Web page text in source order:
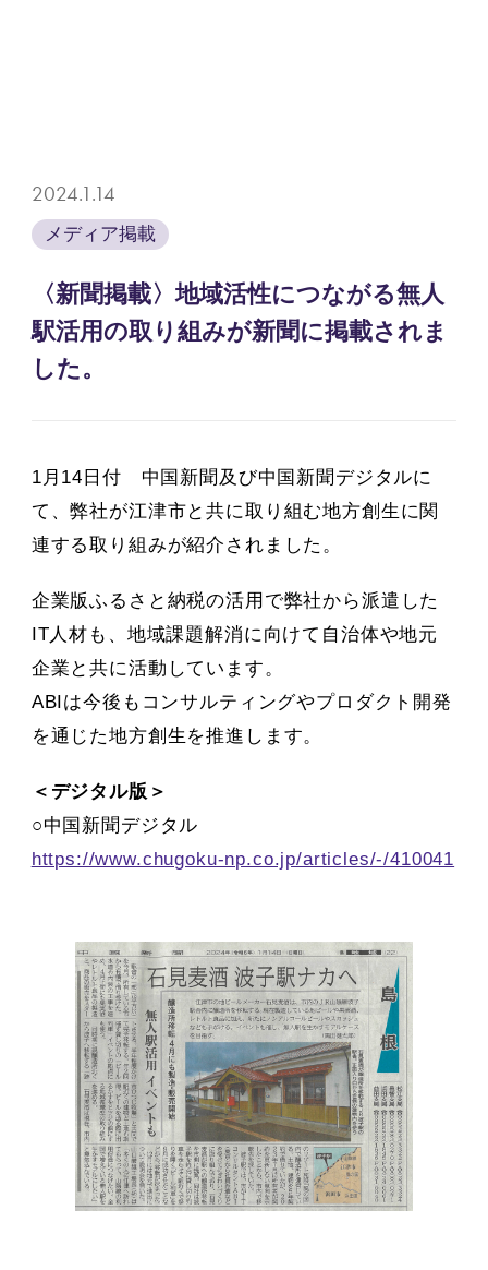
2024.1.14
メディア掲載
〈新聞掲載〉地域活性につながる無人
駅活用の取り組みが新聞に掲載されま
した。
1月14日付 中国新聞及び中国新聞デジタルに
て、弊社が江津市と共に取り組む地方創生に関
連する取り組みが紹介されました。
企業版ふるさと納税の活用で弊社から派遣した
IT人材も、地域課題解消に向けて自治体や地元
企業と共に活動しています。
ABIは今後もコンサルティングやプロダクト開発
を通じた地方創生を推進します。
＜デジタル版＞
○中国新聞デジタル
https://www.chugoku-np.co.jp/articles/-/410041